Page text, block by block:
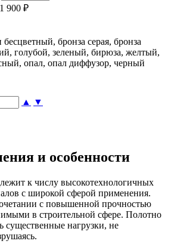
900 ₽
бесцветный, бронза серая, бронза
голубой, зеленый, бирюза, желтый,
опал, опал диффузор, черный
▲
▼
и особенности
к числу высокотехнологичных
с широкой сферой применения.
с повышенной прочностью
в строительной сфере. Полотно
существенные нагрузки, не